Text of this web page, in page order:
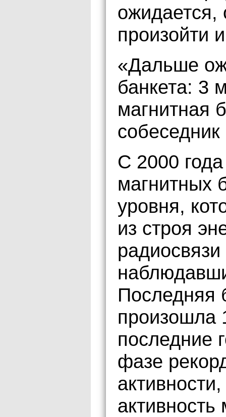
ожидается,
произойти
«Дальше
банкета: 3
магнитная
собеседник
С 2000
магнитных
уровня,
из строя
Последняя
произошла
последние
фазе
активность